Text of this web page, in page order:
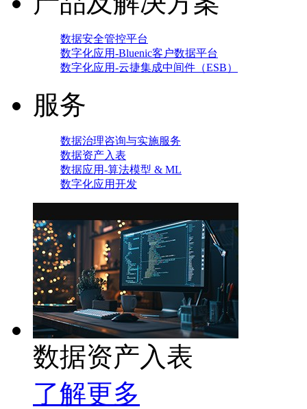
数据安全管控平台
数字化应用-Bluenic客户数据平台
数字化应用-云捷集成中间件（ESB）
服务
数据治理咨询与实施服务
数据资产入表
数据应用-算法模型 & ML
数字化应用开发
数据资产入表
了解更多